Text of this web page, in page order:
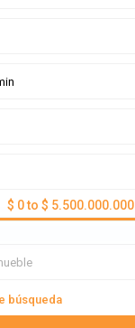
$ 0 to $ 5.500.000.000
búsqueda